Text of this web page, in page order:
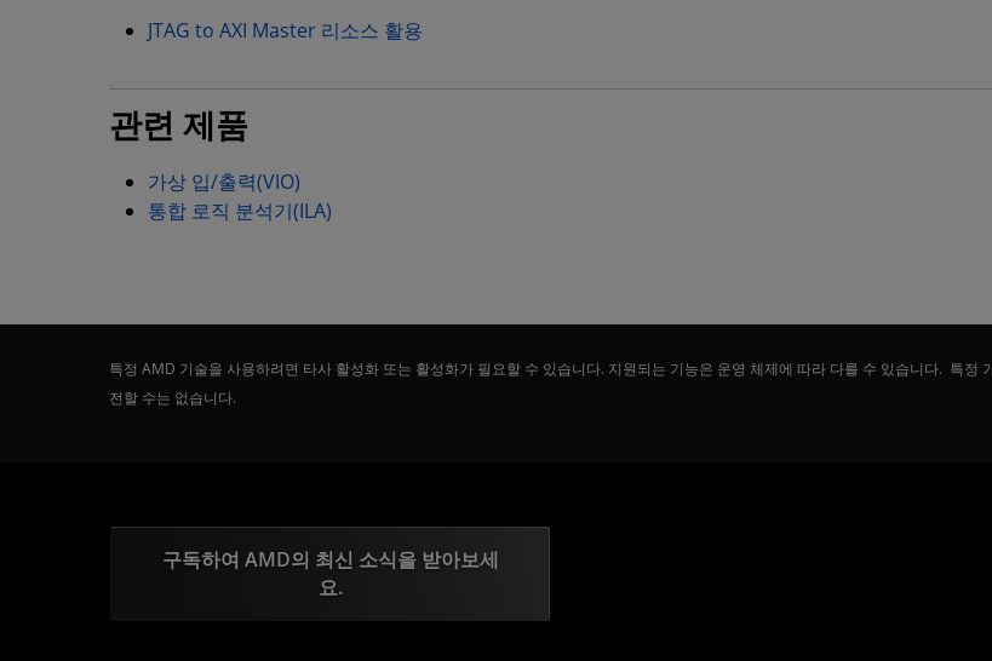
JTAG to AXI Master 리소스 활용
관련 제품
가상 입/출력(VIO)
통합 로직 분석기(ILA)
특정 AMD 기술을 사용하려면 타사 활성화 또는 활성화가 필요할 수 있습니다. 지원되는 기능은 운영 체제에 따라 다를 수 있습니다. 특
전할 수는 없습니다.
구독하여 AMD의 최신 소식을 받아보세
요.